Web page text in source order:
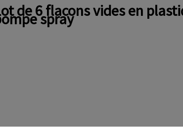
de 6 flacons vides en
spray